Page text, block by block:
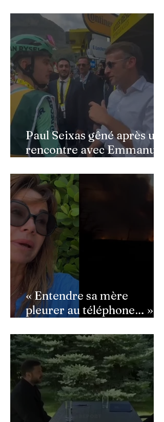
répond aux critiques et
défend l’hommage rendu à
son père au Québec
Paul Seixas gêné après une
rencontre avec Emmanuel
semé la panique dans son
équipe
« Entendre sa mère
pleurer au téléphone… » :
bouleversée par les
incendies du Cap-Ferret,
son témoignage poignant